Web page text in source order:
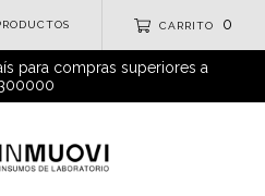
CARRITO 0
para compras superiores a